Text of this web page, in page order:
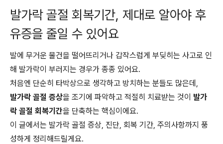
발가락 골절 회복기간, 제대로 알아야 후
유증을 줄일 수 있어요
발에 무거운 물건을 떨어뜨리거나 갑작스럽게 부딪히는 사고로 인
해 발가락이 부러지는 경우가 종종 있어요.
처음엔 단순히 타박상으로 생각하고 방치하는 분들도 많은데,
발가락 골절 증상을 조기에 파악하고 적절히 치료받는 것이 발가
락 골절 회복기간을 단축하는 핵심이에요.
이 글에서는 발가락 골절 증상, 진단, 회복 기간, 주의사항까지 풍
성하게 정리해드릴게요.